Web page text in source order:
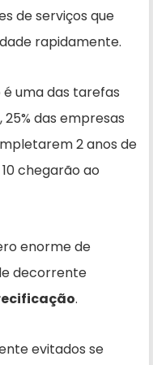
de serviços que
rapidamente.
é uma das tarefas
25% das empresas
2 anos de
chegarão ao
enorme de
decorrente
.
evitados se